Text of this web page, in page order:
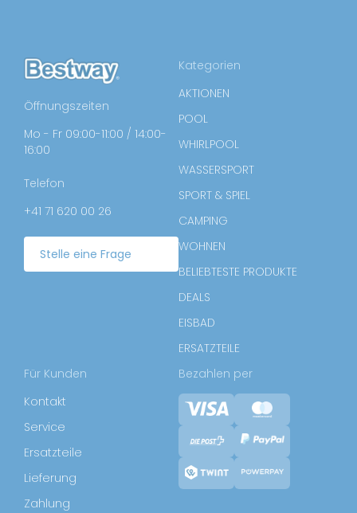
Öffnungszeiten
Mo - Fr 09:00-11:00 / 14:00-
16:00
Telefon
+41 71 620 00 26
Stelle eine Frage
Kategorien
AKTIONEN
POOL
WHIRLPOOL
WASSERSPORT
SPORT & SPIEL
CAMPING
WOHNEN
BELIEBTESTE PRODUKTE
DEALS
EISBAD
ERSATZTEILE
Für Kunden
Kontakt
Service
Ersatzteile
Lieferung
Zahlung
Bezahlen per